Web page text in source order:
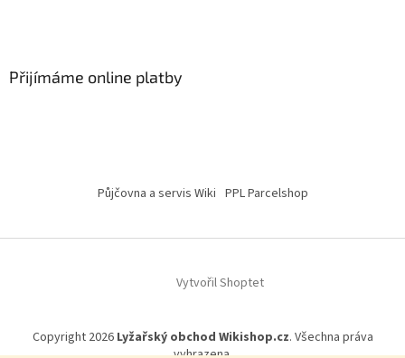
Přijímáme online platby
Půjčovna a servis Wiki PPL Parcelshop
Vytvořil Shoptet
Copyright 2026 Lyžařský obchod Wikishop.cz. Všechna práva